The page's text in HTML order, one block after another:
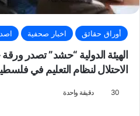
أوراق حقائق اخبار صحفية
الهيئة الدولية “حشد” تصدر
الاحتلال لنظام التعليم في
30 دقيقة واحدة